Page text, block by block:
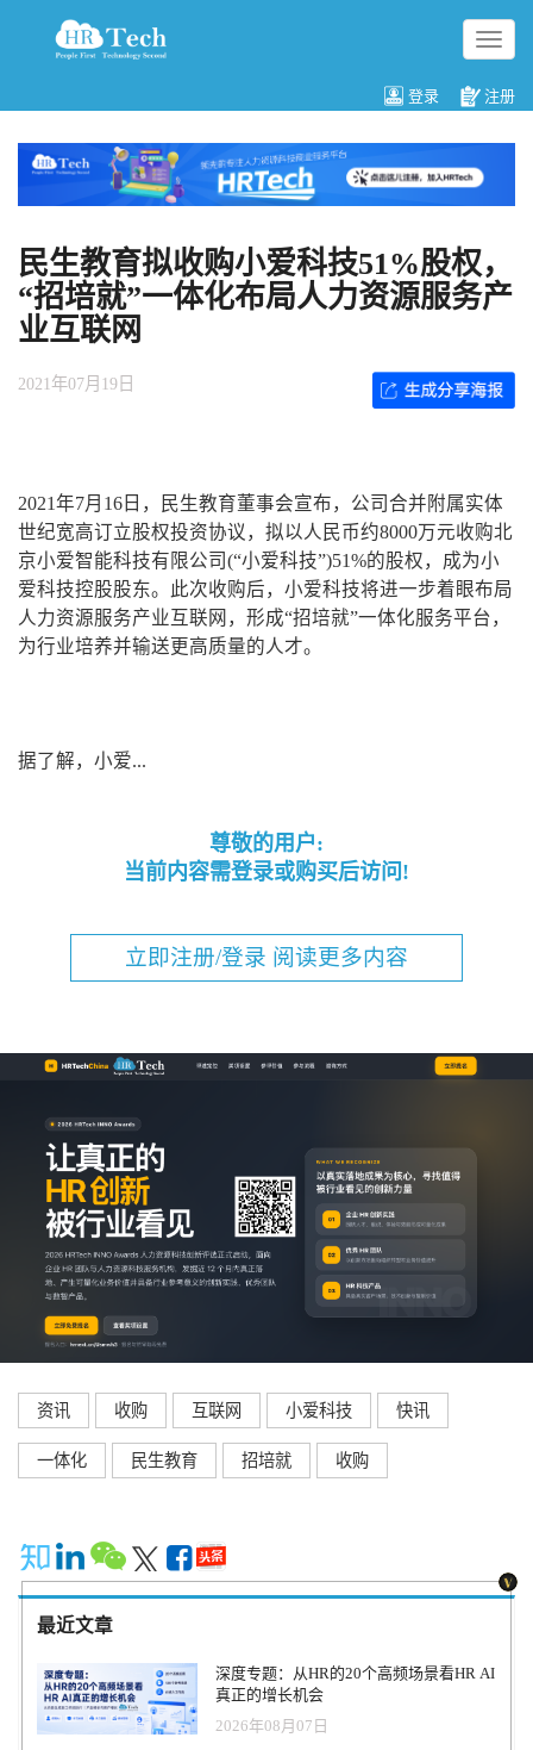
切
换
航
登录 注册
民生教育拟收购小爱科技51%股权，
“招培就”一体化布局人力资源服务产
业互联网
2021年07月19日
2021年7月16日，民生教育董事会宣布，公司合并附属实体
世纪宽高订立股权投资协议，拟以人民币约8000万元收购北
京小爱智能科技有限公司(“小爱科技”)51%的股权，成为小
爱科技控股股东。此次收购后，小爱科技将进一步着眼布局
人力资源服务产业互联网，形成“招培就”一体化服务平台，
为行业培养并输送更高质量的人才。
据了解，小爱...
尊敬的用户:
当前内容需登录或购买后访问!
立即注册/登录 阅读更多内容
资讯 收购 互联网 小爱科技 快讯
一体化 民生教育 招培就 收购
最近文章
深度专题：从HR的20个高频场景看HR AI
真正的增长机会
2026年08月07日